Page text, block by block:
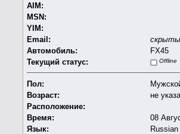
AIM:
MSN:
YIM:
Email:
Автомобиль:
FX45
Текущий статус:
Offline
Пол:
Возраст:
не
Расположение:
Время:
08
Язык:
Russian